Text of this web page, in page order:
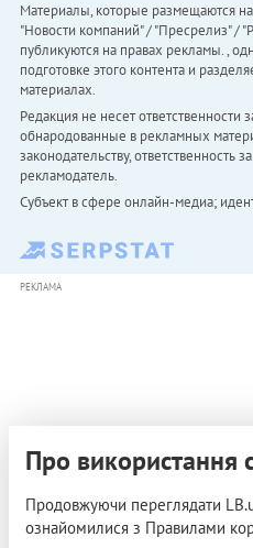
Материалы, которые размещаются
"Новости компаний" / "Пресрелиз" /
публикуются на правах рекламы. ,
подготовке этого контента и
материалах.
Редакция не несет
обнародованные в рекламных
законодательству, ответственность
рекламодатель.
Субъект в сфере онлайн-медиа;
РЕКЛАМА
Про використання
Продовжуючи переглядати
ознайомилися з Правилами